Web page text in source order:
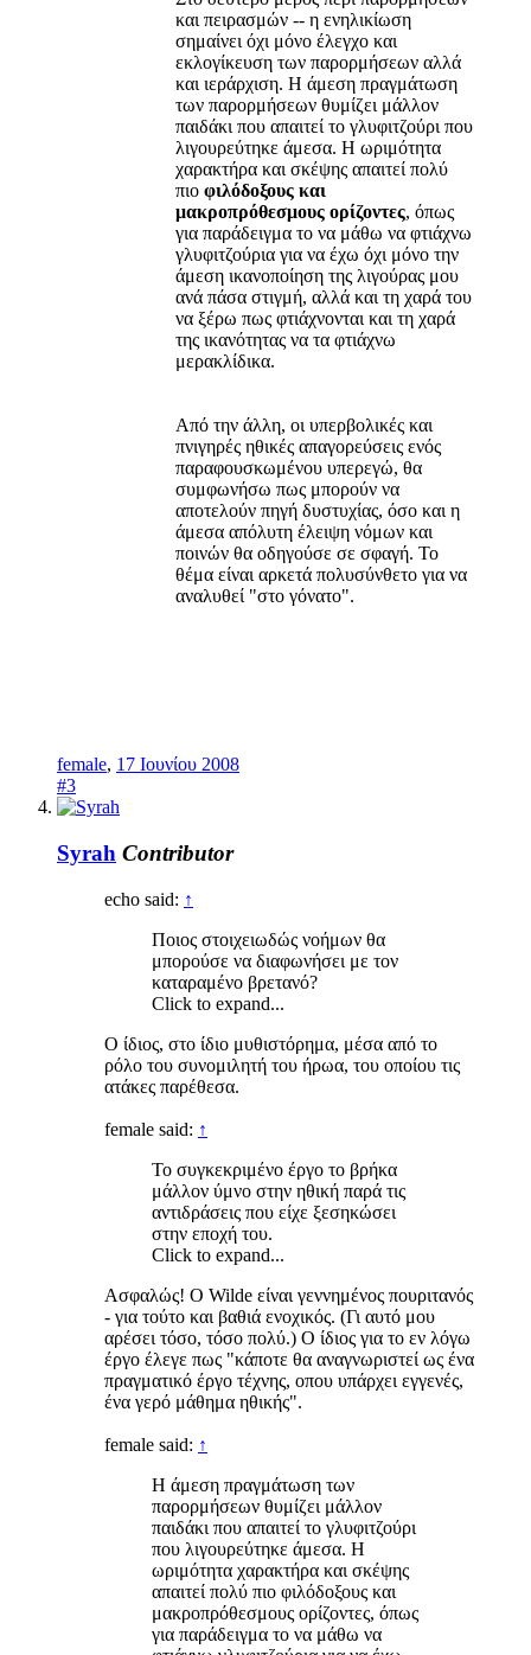
και πειρασμών -- η ενηλικίωση
σημαίνει όχι μόνο έλεγχο και
εκλογίκευση των παρορμήσεων αλλά
και ιεράρχιση. Η άμεση πραγμάτωση
των παρορμήσεων θυμίζει μάλλον
παιδάκι που απαιτεί το γλυφιτζούρι που
λιγουρεύτηκε άμεσα. Η ωριμότητα
χαρακτήρα και σκέψης απαιτεί πολύ
πιο φιλόδοξους και
μακροπρόθεσμους ορίζοντες, όπως
για παράδειγμα το να μάθω να φτιάχνω
γλυφιτζούρια για να έχω όχι μόνο την
άμεση ικανοποίηση της λιγούρας μου
ανά πάσα στιγμή, αλλά και τη χαρά του
να ξέρω πως φτιάχνονται και τη χαρά
της ικανότητας να τα φτιάχνω
μερακλίδικα.
Από την άλλη, οι υπερβολικές και
πνιγηρές ηθικές απαγορεύσεις ενός
παραφουσκωμένου υπερεγώ, θα
συμφωνήσω πως μπορούν να
αποτελούν πηγή δυστυχίας, όσο και η
άμεσα απόλυτη έλειψη νόμων και
ποινών θα οδηγούσε σε σφαγή. Το
θέμα είναι αρκετά πολυσύνθετο για να
αναλυθεί "στο γόνατο".
female, 17 Ιουνίου 2008
#3
Syrah Contributor
echo said: ↑
Ποιος στοιχειωδώς νοήμων θα
μπορούσε να διαφωνήσει με τον
καταραμένο βρετανό?
Click to expand...
Ο ίδιος, στο ίδιο μυθιστόρημα, μέσα από το
ρόλο του συνομιλητή του ήρωα, του οποίου τις
ατάκες παρέθεσα.
female said: ↑
Το συγκεκριμένο έργο το βρήκα
μάλλον ύμνο στην ηθική παρά τις
αντιδράσεις που είχε ξεσηκώσει
στην εποχή του.
Click to expand...
Ασφαλώς! Ο Wilde είναι γεννημένος πουριτανός
- για τούτο και βαθιά ενοχικός. (Γι αυτό μου
αρέσει τόσο, τόσο πολύ.) Ο ίδιος για το εν λόγω
έργο έλεγε πως "κάποτε θα αναγνωριστεί ως ένα
πραγματικό έργο τέχνης, οπου υπάρχει εγγενές,
ένα γερό μάθημα ηθικής".
female said: ↑
Η άμεση πραγμάτωση των
παρορμήσεων θυμίζει μάλλον
παιδάκι που απαιτεί το γλυφιτζούρι
που λιγουρεύτηκε άμεσα. Η
ωριμότητα χαρακτήρα και σκέψης
απαιτεί πολύ πιο φιλόδοξους και
μακροπρόθεσμους ορίζοντες, όπως
για παράδειγμα το να μάθω να